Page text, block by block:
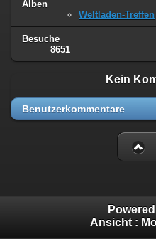
Alben
Weltladen-Treffen
Besuche
8651
Kein
Benutzerkommentare
Ansicht :